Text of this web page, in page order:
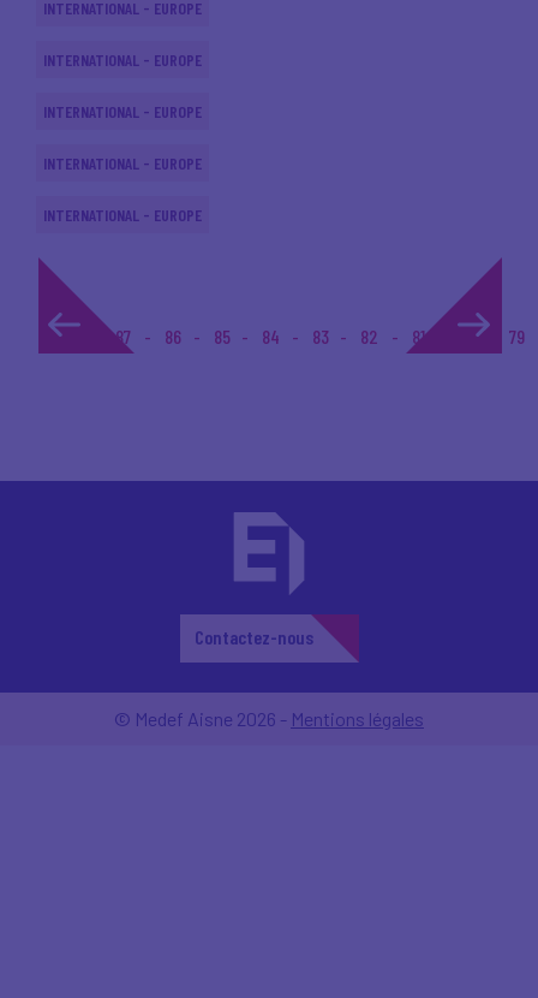
INTERNATIONAL - EUROPE
INTERNATIONAL - EUROPE
INTERNATIONAL - EUROPE
INTERNATIONAL - EUROPE
INTERNATIONAL - EUROPE
1... 87 86 85 84 83 82 81 80 79
Contactez-nous
© Medef Aisne 2026 - Mentions légales